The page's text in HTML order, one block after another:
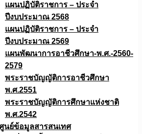
แผนปฏิบัติราชการ – ประจำ
ปีงบประมาณ 2568
แผนปฏิบัติราชการ – ประจำ
ปีงบประมาณ 2569
แผนพัฒนาการอาชีวศึกษา-พ.ศ.-2560-
2579
พระราชบัญญัติการอาชีวศึกษา
พ.ศ.2551
พระราชบัญญัติการศึกษาแห่งชาติ
พ.ศ.2542
นย์ข้อมูลสารสนเทศ